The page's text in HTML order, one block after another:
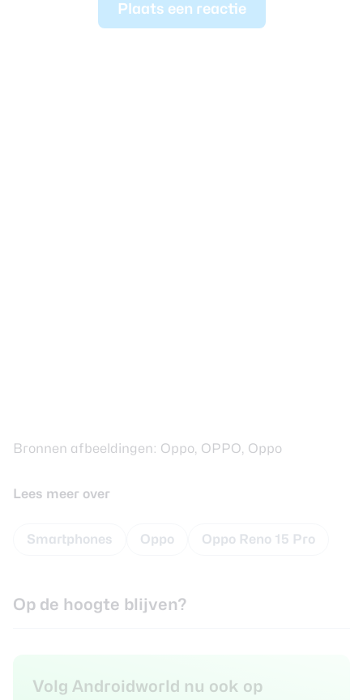
Plaats een reactie
Bronnen afbeeldingen: Oppo, OPPO, Oppo
Lees meer over
Smartphones Oppo Oppo Reno 15 Pro
Op de hoogte blijven?
Volg Androidworld nu ook op